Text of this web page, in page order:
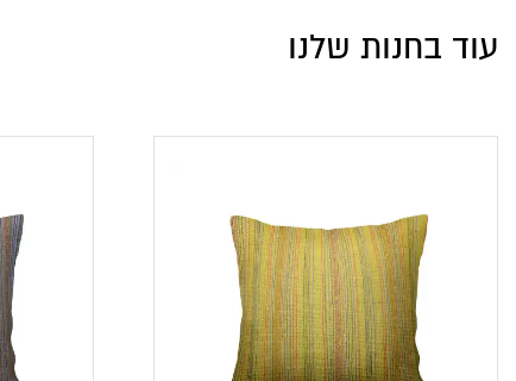
עוד בחנות שלנו